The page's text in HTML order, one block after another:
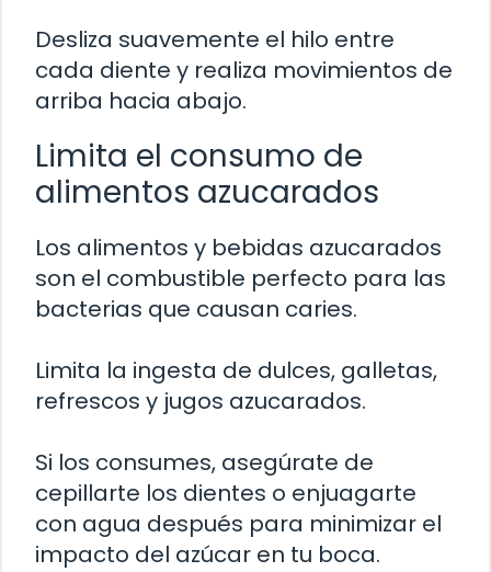
Desliza suavemente el hilo entre
cada diente y realiza movimientos de
arriba hacia abajo.
Limita el consumo de
alimentos azucarados
Los alimentos y bebidas azucarados
son el combustible perfecto para las
bacterias que causan caries.
Limita la ingesta de dulces, galletas,
refrescos y jugos azucarados.
Si los consumes, asegúrate de
cepillarte los dientes o enjuagarte
con agua después para minimizar el
impacto del azúcar en tu boca.